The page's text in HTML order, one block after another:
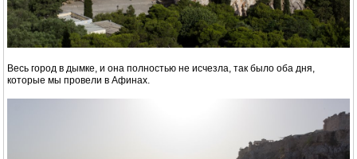
Весь город в дымке, и она полностью не исчезла, так было оба дня,
которые мы провели в Афинах.